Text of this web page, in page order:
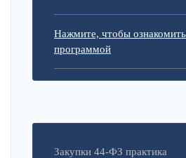
Нажмите, чтобы
программой
Закупки 44-ФЗ практика